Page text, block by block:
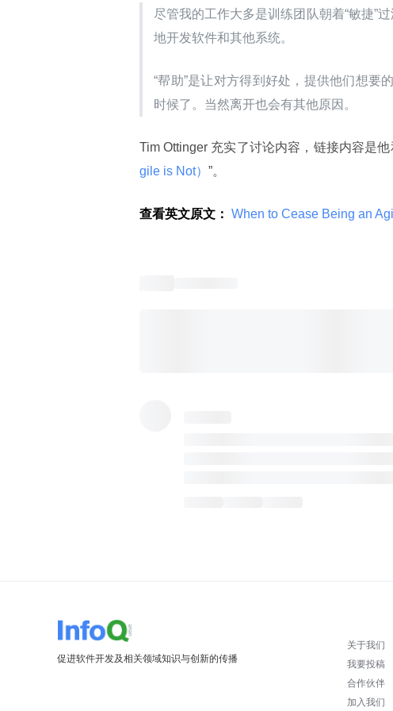
尽管我的工作大多是训练团队朝着“敏捷”
地开发软件和其他系统。
“帮助”是让对方得到好处，提供他们想要
时候了。当然离开也会有其他原因。
Tim Ottinger 充实了讨论内容，链接内容是
gile is Not） ”。
查看英文原文： When to Cease Being an
促进软件开发及相关领域知识与创新的传播
关于我们
我要投稿
合作伙伴
加入我们